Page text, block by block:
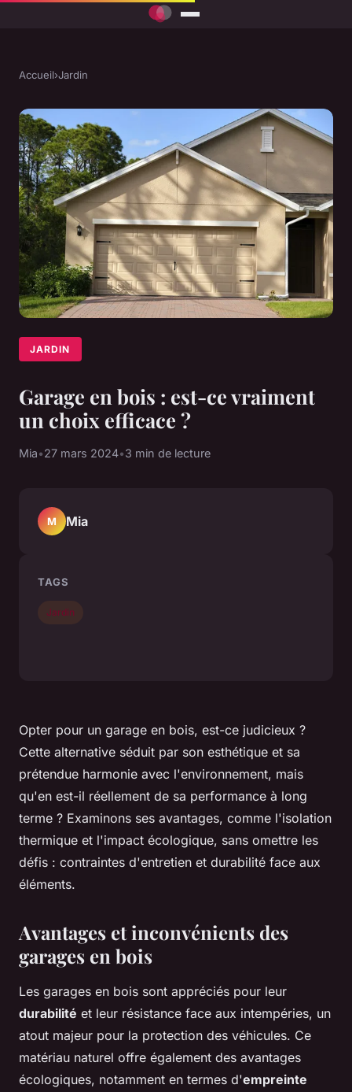
Accueil›Jardin
JARDIN
Garage en bois : est-ce vraiment
un choix efficace ?
Mia•27 mars 2024•3 min de lecture
Opter pour un garage en bois, est-ce judicieux ?
Cette alternative séduit par son esthétique et sa
prétendue harmonie avec l'environnement, mais
qu'en est-il réellement de sa performance à long
terme ? Examinons ses avantages, comme l'isolation
thermique et l'impact écologique, sans omettre les
défis : contraintes d'entretien et durabilité face aux
éléments.
Avantages et inconvénients des
garages en bois
Les garages en bois sont appréciés pour leur
durabilité et leur résistance face aux intempéries, un
atout majeur pour la protection des véhicules. Ce
matériau naturel offre également des avantages
écologiques, notamment en termes d'empreinte
M Mia
TAGS
Jardin